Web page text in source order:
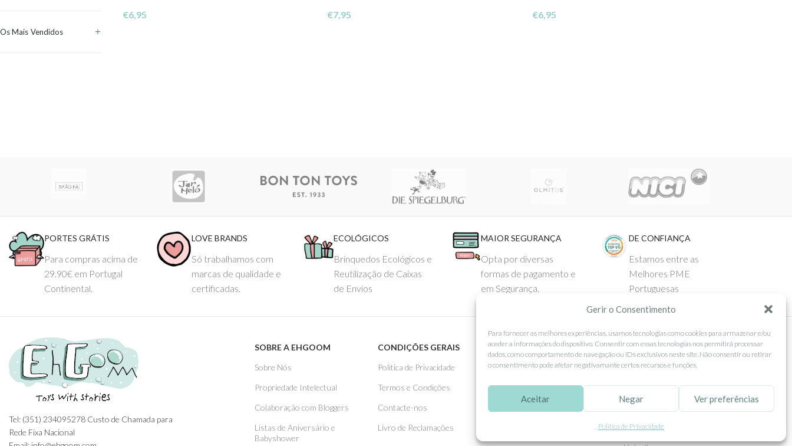
Gerir o Consentimento
Para fornecer as melhores experiências, usamos tecnologias como cookies para armazenar e/ou
aceder a informações do dispositivo. Consentir com essas tecnologias nos permitirá processar
dados, como comportamento de navegação ou IDs exclusivos neste site. Não consentir ou retirar
o consentimento pode afetar negativamante certos recursos e funções.
Aceitar Negar Ver preferências
Política de Privacidade
Os Mais Vendidos
€6,95 €7,95 €6,95
PORTES GRÁTIS
Para compras acima de
29.90€ em Portugal
Continental.
LOVE BRANDS
Só trabalhamos com
marcas de qualidade e
certificadas.
ECOLÓGICOS
Brinquedos Ecológicos e
Reutilização de Caixas
de Envios
MAIOR SEGURANÇA
Opta por diversas
formas de pagamento e
em Segurança.
DE CONFIANÇA
Estamos entre as
Melhores PME
Portuguesas
Tel: (351) 234095278 Custo de Chamada para
Rede Fixa Nacional
SOBRE A EHGOOM
Sobre Nós
Propriedade Intelectual
Colaboração com Bloggers
Listas de Aniversário e
Babyshower
CONDIÇÕES GERAIS
Politica de Privacidade
Termos e Condições
Contacte-nos
Livro de Reclamações
APOIO AO CLIENTE
Como Comprar
Pagamentos
SEGUE-NOS
Facebook
Instagram
Pinterest
X